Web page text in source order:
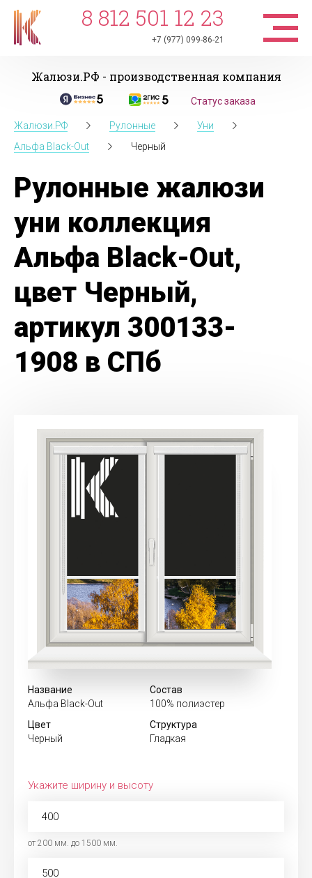
8 812 501 12 23
+7 (977) 099-86-21
Жалюзи.РФ - производственная компания
Статус заказа
Жалюзи.РФ Рулонные
Уни
Альфа Black-Out
Черный
Рулонные жалюзи
уни коллекция
Альфа Black-Out,
цвет Черный,
артикул 300133-
1908 в СПб
Название
Альфа Black-Out
Состав
100% полиэстер
Цвет
Черный
Структура
Гладкая
Укажите ширину и высоту
от 200 мм. до 1500 мм.